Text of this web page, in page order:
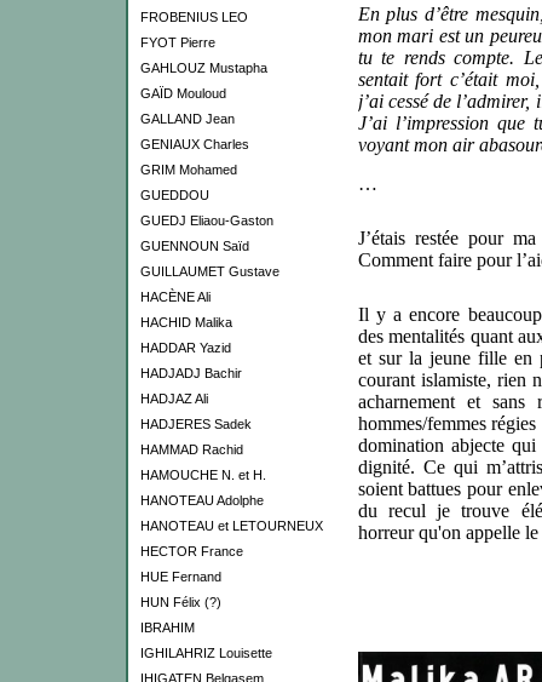
FROBENIUS LEO
FYOT Pierre
GAHLOUZ Mustapha
GAÏD Mouloud
GALLAND Jean
GENIAUX Charles
GRIM Mohamed
GUEDDOU
GUEDJ Eliaou-Gaston
GUENNOUN Saïd
GUILLAUMET Gustave
HACÈNE Ali
HACHID Malika
HADDAR Yazid
HADJADJ Bachir
HADJAZ Ali
HADJERES Sadek
HAMMAD Rachid
HAMOUCHE N. et H.
HANOTEAU Adolphe
HANOTEAU et LETOURNEUX
HECTOR France
HUE Fernand
HUN Félix (?)
IBRAHIM
IGHILAHRIZ Louisette
IHIGATEN Belqasem
En plus d’être
mon mari est un
tu te rends compte.
sentait fort c’était
j’ai cessé de
J’ai l’impression
voyant mon air
…
J’étais restée pour
Comment faire pour
Il y a encore
des mentalités quant
et sur la jeune fille en
courant islamiste, rien
acharnement et
hommes/femmes
domination abjecte
dignité. Ce qui
soient battues pour
du recul je trouve
horreur qu'on appelle